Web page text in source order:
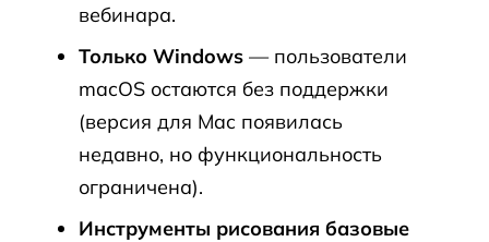
вебинара.
Только Windows — пользователи
macOS остаются без поддержки
(версия для Mac появилась
недавно, но функциональность
ограничена).
Инструменты рисования базовые